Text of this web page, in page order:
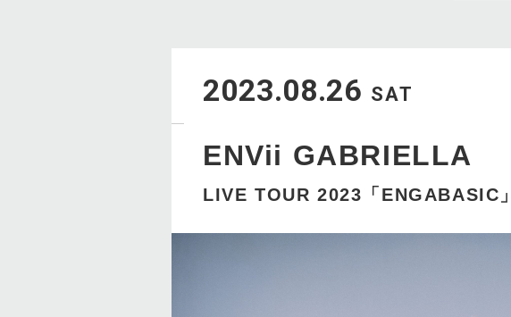
2023.08.26 SAT
ENVii GABRIELLA
LIVE TOUR 2023「ENGABASIC」